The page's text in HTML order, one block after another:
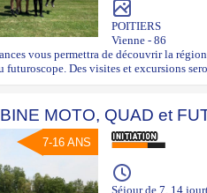
POITIERS
Vienne - 86
vous permettra de découvrir la
Des visites et excursions
MOTO, QUAD et
7-16 ANS
Séjour de 7, 14